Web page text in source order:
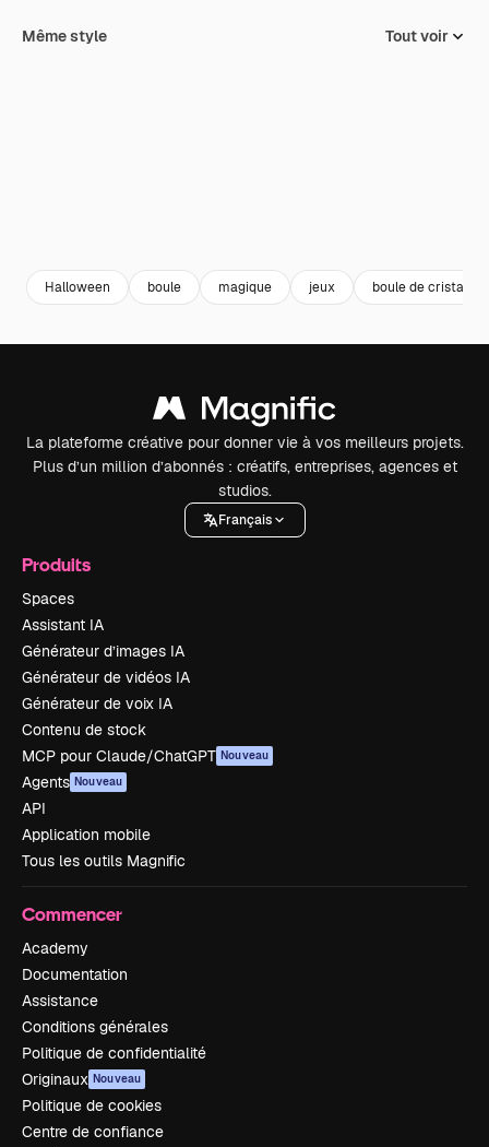
Même style Tout voir
Halloween boule magique jeux boule de cristal
La plateforme créative pour donner vie à vos meilleurs projets.
Plus d’un million d’abonnés : créatifs, entreprises, agences et
studios.
Français
Produits
Spaces
Assistant IA
Générateur d’images IA
Générateur de vidéos IA
Générateur de voix IA
Contenu de stock
MCP pour Claude/ChatGPT Nouveau
Agents Nouveau
API
Application mobile
Tous les outils Magnific
Commencer
Academy
Documentation
Assistance
Conditions générales
Politique de confidentialité
Originaux Nouveau
Politique de cookies
Centre de confiance